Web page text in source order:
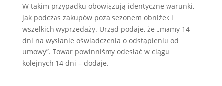
W takim przypadku obowiązują identyczne warunki,
jak podczas zakupów poza sezonem obniżek i
wszelkich wyprzedaży. Urząd podaje, że „mamy 14
dni na wysłanie oświadczenia o odstąpieniu od
umowy”. Towar powinniśmy odesłać w ciągu
kolejnych 14 dni – dodaje.